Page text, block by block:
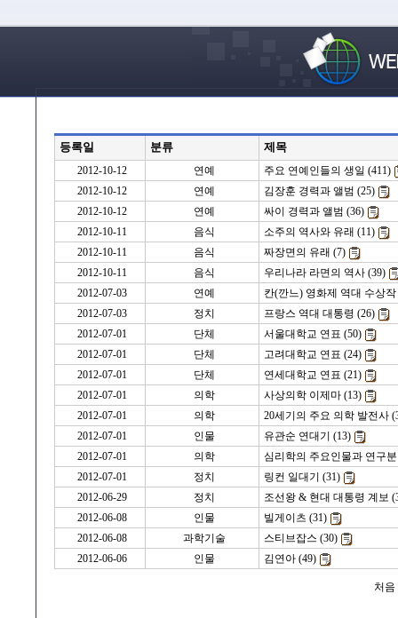
등록일 분류 제목
2012-10-12 연예
주요 연예인들의 생일 (411)
2012-10-12
연예
김장훈 경력과 앨범 (25)
2012-10-12
연예
싸이 경력과 앨범 (36)
2012-10-11
음식
소주의 역사와 유래 (11)
2012-10-11
음식
짜장면의 유래 (7)
2012-10-11
음식
우리나라 라면의 역사 (39)
2012-07-03
연예
칸(깐느) 영화제 역대 수상작
2012-07-03
정치
프랑스 역대 대통령 (26)
2012-07-01
단체
서울대학교 연표 (50)
2012-07-01
단체
고려대학교 연표 (24)
2012-07-01
단체
연세대학교 연표 (21)
2012-07-01
의학
사상의학 이제마 (13)
2012-07-01
의학
20세기의 주요 의학 발전사
2012-07-01
인물
유관순 연대기 (13)
2012-07-01
의학
심리학의 주요인물과 연구
2012-07-01
정치
링컨 일대기 (31)
2012-06-29
정치
조선왕 & 현대 대통령 계보
2012-06-08
인물
빌게이츠 (31)
2012-06-08
과학기술
스티브잡스 (30)
2012-06-06
인물 김연아 (49)
처음